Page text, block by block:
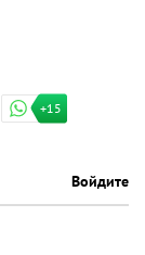
+15
Войдите